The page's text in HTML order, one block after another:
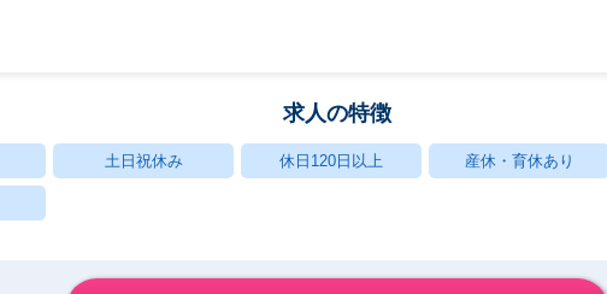
求人の特徴
土日祝休み 休日120日以上 産休・育休あり